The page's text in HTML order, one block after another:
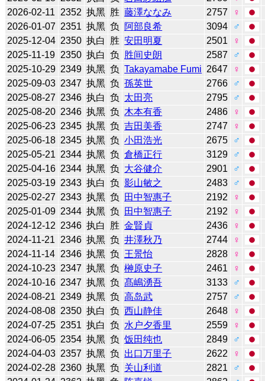
2026-02-11
2352 执黑 胜 藤澤ななみ 2757
♀
2026-01-07 2351 执黑 负 阿部良希 3094
♂
2025-12-04 2350 执白 胜 安田明夏 2501
♀
2025-11-19 2350 执白 负 胜间史朗 2587
♂
2025-10-29 2349 执黑 负 Takayamabe Fumi 2647
♀
2025-09-03 2347 执黑 负 孫英世 2766
♂
2025-08-27 2346 执白 负 太田亮 2795
♂
2025-08-20 2346 执黑 负 木本有香 2486
♀
2025-06-23 2345 执黑 负 吉田美香 2747
♀
2025-06-18 2345 执黑 负 小田浩光 2675
♂
2025-05-21 2344 执黑 负 倉橋正行 3129
♂
2025-04-16 2344 执黑 负 大谷健介 2901
♂
2025-03-19 2343 执白 负 影山敏之 2483
♂
2025-02-27 2343 执黑 负 田中智惠子 2192
♀
2025-01-09 2344 执黑 负 田中智惠子 2192
♀
2024-12-12 2346 执白 胜 金賢貞 2436
♀
2024-11-21
2346 执黑 负 井澤秋乃 2744
♀
2024-11-14 2346 执黑 负 王景怡 2828
♀
2024-10-23 2347 执黑 负 榊原史子 2461
♀
2024-10-16 2347 执黑 负 髙嶋湧吾 3133
♂
2024-08-21 2349 执黑 负 高岛武 2757
♂
2024-08-08 2350 执白 负 西山静佳 2648
♀
2024-07-25 2351 执白 负 水户夕香里 2559
♀
2024-06-05 2354 执黑 负 饭田纯也 2849
♂
2024-04-03 2357 执黑 负 出口万里子 2622
♀
2024-02-28 2360 执黑 负 关山利道 2821
♂